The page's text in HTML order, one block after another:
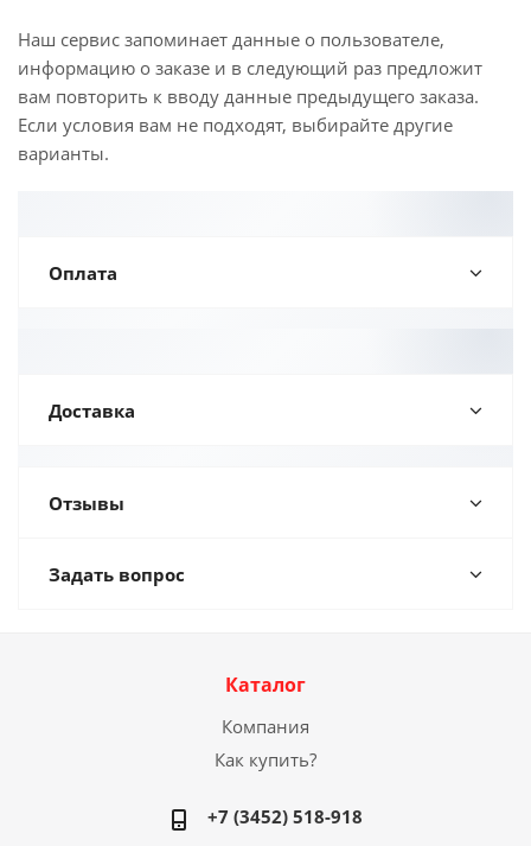
Наш сервис запоминает данные о пользователе,
информацию о заказе и в следующий раз предложит
вам повторить к вводу данные предыдущего заказа.
Если условия вам не подходят, выбирайте другие
варианты.
Оплата
Доставка
Отзывы
Задать вопрос
Каталог
Компания
Как купить?
+7 (3452) 518-918